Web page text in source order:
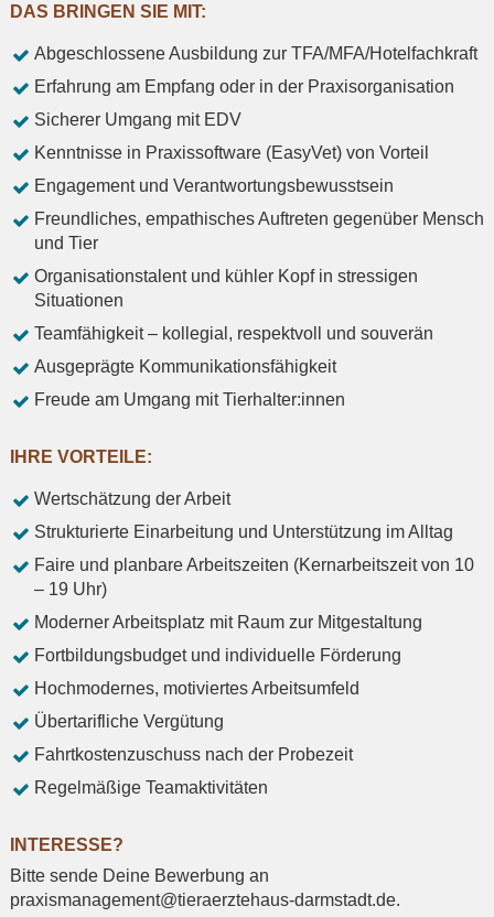
DAS BRINGEN SIE MIT:
Abgeschlossene Ausbildung zur TFA/MFA/Hotelfachkraft
Erfahrung am Empfang oder in der Praxisorganisation
Sicherer Umgang mit EDV
Kenntnisse in Praxissoftware (EasyVet) von Vorteil
Engagement und Verantwortungsbewusstsein
Freundliches, empathisches Auftreten gegenüber Mensch
und Tier
Organisationstalent und kühler Kopf in stressigen
Situationen
Teamfähigkeit – kollegial, respektvoll und souverän
Ausgeprägte Kommunikationsfähigkeit
Freude am Umgang mit Tierhalter:innen
IHRE VORTEILE:
Wertschätzung der Arbeit
Strukturierte Einarbeitung und Unterstützung im Alltag
Faire und planbare Arbeitszeiten (Kernarbeitszeit von 10
– 19 Uhr)
Moderner Arbeitsplatz mit Raum zur Mitgestaltung
Fortbildungsbudget und individuelle Förderung
Hochmodernes, motiviertes Arbeitsumfeld
Übertarifliche Vergütung
Fahrtkostenzuschuss nach der Probezeit
Regelmäßige Teamaktivitäten
INTERESSE?
Bitte sende Deine Bewerbung an
praxismanagement@tieraerztehaus-darmstadt.de.